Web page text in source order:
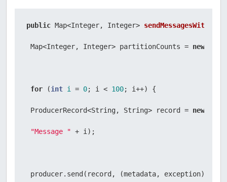
public Map<Integer, Integer>
Map<Integer, Integer> partitionCounts = new
for (int i = 0; i < 100; i++) {
ProducerRecord<String, String> record = new
"Message " + i);
producer.send(record, (metadata, exception) -> {